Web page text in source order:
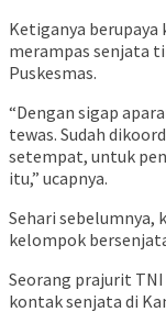
Ketiganya berupaya
merampas senjata
Puskesmas.
“Dengan sigap
tewas. Sudah
setempat, untuk
itu,” ucapnya.
Sehari
kelompok
Seorang prajurit
kontak senjata di